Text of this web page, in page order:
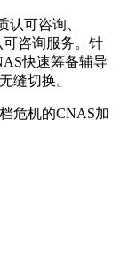
可咨询、
咨询服务。针
快速筹备辅导
缝切换。
危机的CNAS加